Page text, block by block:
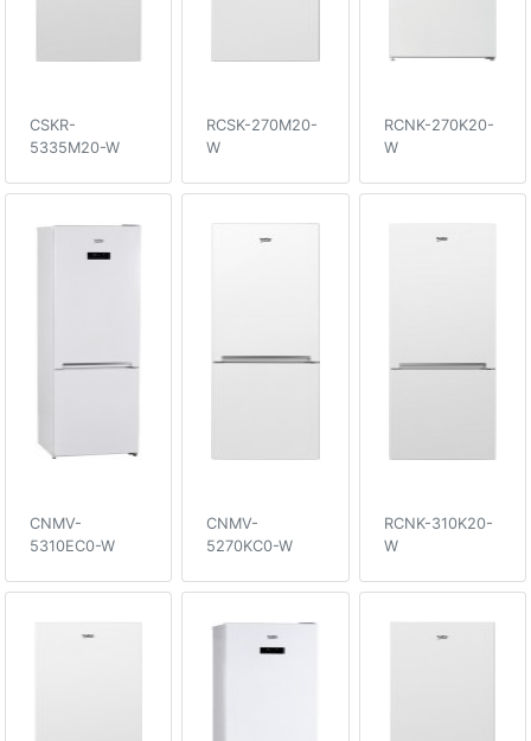
CSKR-
5335M20-W
RCSK-270M20-
W
RCNK-270K20-
W
CNMV-
5310EC0-W
CNMV-
5270KC0-W
RCNK-310K20-
W